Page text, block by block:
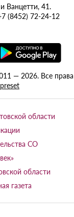
Ванцетти, 41.
(8452) 72-24-12
— 2026. Все
области
СО
области
газета